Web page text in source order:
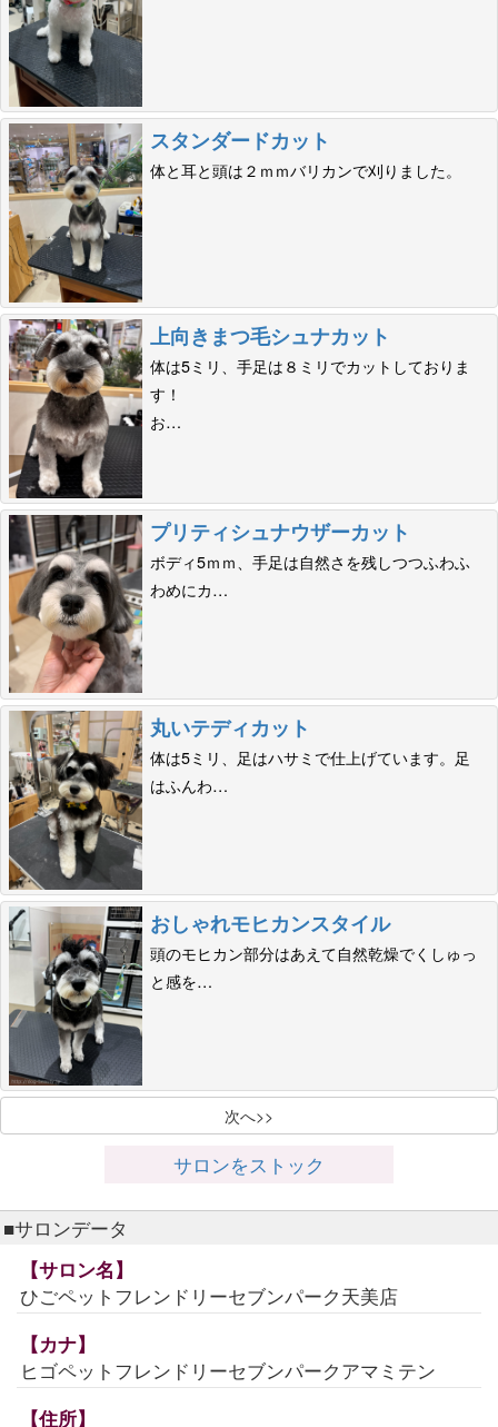
スタンダードカット
体と耳と頭は２ｍｍバリカンで刈りました。
上向きまつ毛シュナカット
体は5ミリ、手足は８ミリでカットしておりま
す！
お…
プリティシュナウザーカット
ボディ5ｍｍ、手足は自然さを残しつつふわふ
わめにカ…
丸いテディカット
体は5ミリ、足はハサミで仕上げています。足
はふんわ…
おしゃれモヒカンスタイル
頭のモヒカン部分はあえて自然乾燥でくしゅっ
と感を…
次へ>>
サロンをストック
■サロンデータ
【サロン名】
ひごペットフレンドリーセブンパーク天美店
【カナ】
ヒゴペットフレンドリーセブンパークアマミテン
【住所】